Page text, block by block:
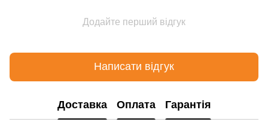
Додайте перший відгук
Написати відгук
Доставка Оплата Гарантія